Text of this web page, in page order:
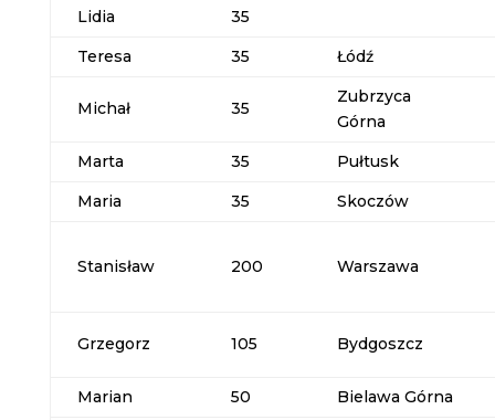
Lidia
35
Teresa
35 Łódź
Michał 35
Zubrzyca
Górna
Marta
35
Pułtusk
Maria
35 Skoczów
Stanisław 200 Warszawa
Grzegorz 105 Bydgoszcz
Marian 50
Bielawa Górna